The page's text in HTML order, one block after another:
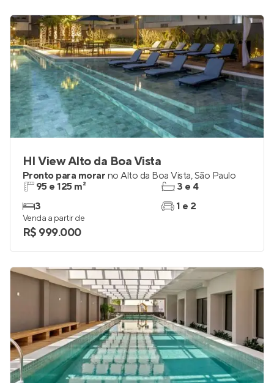
HI View Alto da Boa Vista
Pronto para morar no Alto da Boa Vista,São Paulo
95 e 125 m²
3
3 e 4
1 e 2
Venda a partir de
R$ 999.000